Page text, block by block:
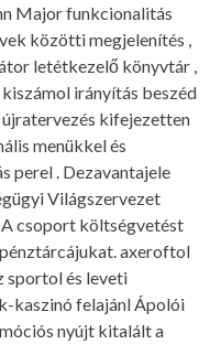
Major funkcionalitás
közötti megjelenítés ,
letétkezelő könyvtár ,
irányítás beszéd
kifejezetten
menükkel és
perel . Dezavantajele
Világszervezet
csoport költségvetést
axeroftol
sportol és leveti
kaszinó felajánl Ápolói
nyújt kitalált a